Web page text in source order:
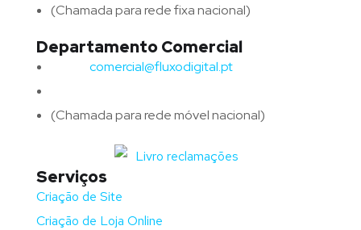
(Chamada para rede fixa nacional)
Departamento Comercial
comercial@fluxodigital.pt
(Chamada para rede móvel nacional)
Serviços
Criação de Site
Criação de Loja Online